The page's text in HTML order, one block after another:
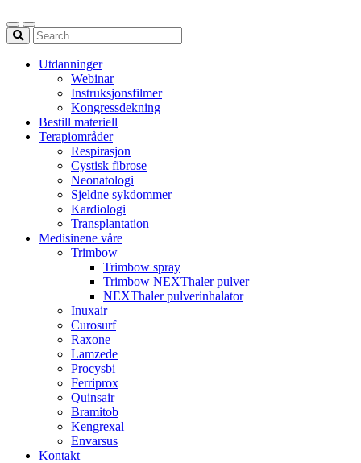
Utdanninger
Webinar
Instruksjonsfilmer
Kongressdekning
Bestill materiell
Terapiområder
Respirasjon
Cystisk fibrose
Neonatologi
Sjeldne sykdommer
Kardiologi
Transplantation
Medisinene våre
Trimbow
Trimbow spray
Trimbow NEXThaler pulver
NEXThaler pulverinhalator
Inuxair
Curosurf
Raxone
Lamzede
Procysbi
Ferriprox
Quinsair
Bramitob
Kengrexal
Envarsus
Kontakt